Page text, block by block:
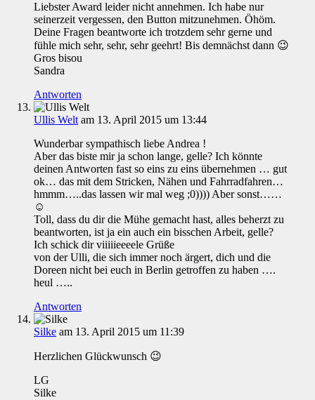
Liebster Award leider nicht annehmen. Ich habe nur
seinerzeit vergessen, den Button mitzunehmen. Öhöm.
Deine Fragen beantworte ich trotzdem sehr gerne und
fühle mich sehr, sehr, sehr geehrt! Bis demnächst dann 😉
Gros bisou
Sandra
Antworten
Ullis Welt am 13. April 2015 um 13:44
Wunderbar sympathisch liebe Andrea !
Aber das biste mir ja schon lange, gelle? Ich könnte
deinen Antworten fast so eins zu eins übernehmen … gut
ok… das mit dem Stricken, Nähen und Fahrradfahren…
hmmm…..das lassen wir mal weg ;0)))) Aber sonst……
☺
Toll, dass du dir die Mühe gemacht hast, alles beherzt zu
beantworten, ist ja ein auch ein bisschen Arbeit, gelle?
Ich schick dir viiiiieeeele Grüße
von der Ulli, die sich immer noch ärgert, dich und die
Doreen nicht bei euch in Berlin getroffen zu haben ….
heul …..
Antworten
Silke am 13. April 2015 um 11:39
Herzlichen Glückwunsch 😉
LG
Silke